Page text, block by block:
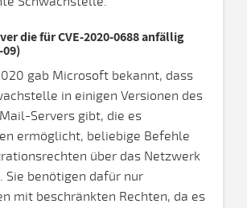
die für CVE-2020-0688 anfällig
09)
gab Microsoft bekannt, dass
in einigen Versionen des
Servers gibt, die es
ermöglicht, beliebige Befehle
über das Netzwerk
Sie benötigen dafür nur
mit beschränkten Rechten, da es